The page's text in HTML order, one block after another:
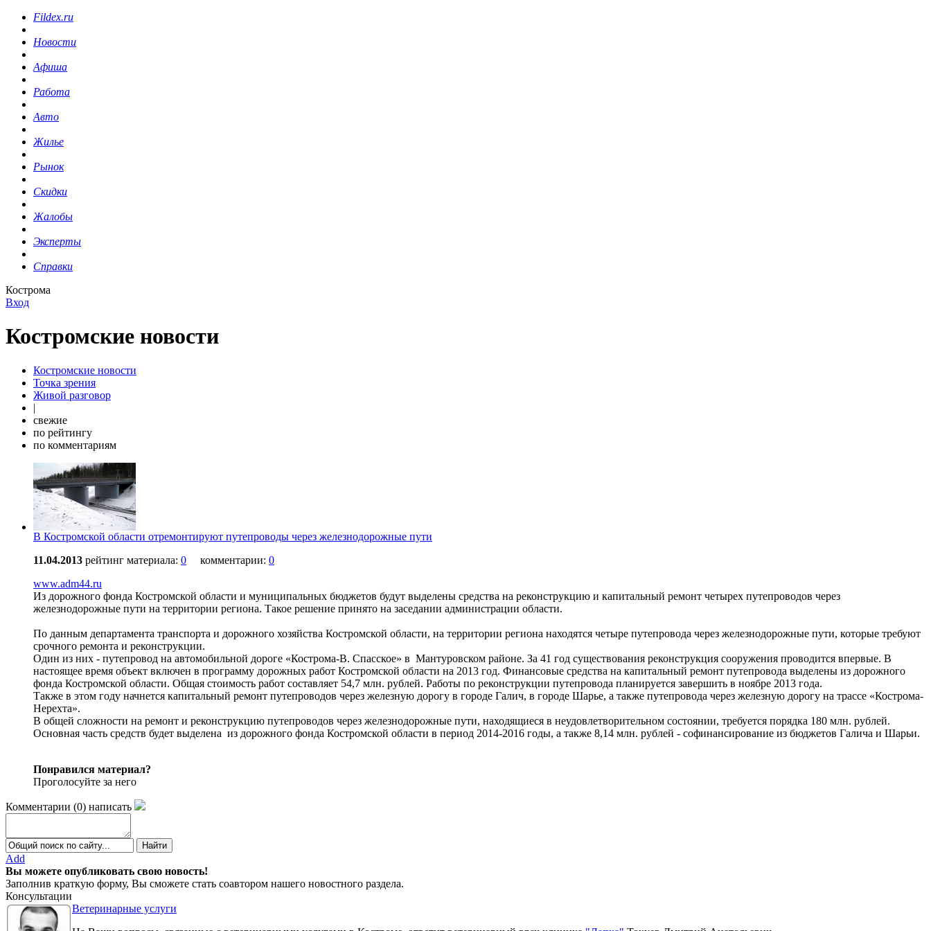
Fildex.ru
Новости
Афиша
Работа
Авто
Жилье
Рынок
Скидки
Жалобы
Эксперты
Справки
Кострома
Вход
Костромские новости
Костромские новости
Точка зрения
Живой разговор
|
свежие
по рейтингу
по комментариям
В Костромской области отремонтируют путепроводы через железнодорожные пути
11.04.2013 рейтинг материала: 0 комментарии: 0
www.adm44.ru
Из дорожного фонда Костромской области и муниципальных бюджетов будут выделены средства на реконструкцию и капитальный ремонт четырех путепроводов через
железнодорожные пути на территории региона. Такое решение принято на заседании администрации области.
По данным департамента транспорта и дорожного хозяйства Костромской области, на территории региона находятся четыре путепровода через железнодорожные пути, которые требуют
срочного ремонта и реконструкции.
Один из них - путепровод на автомобильной дороге «Кострома-В. Спасское» в Мантуровском районе. За 41 год существования реконструкция сооружения проводится впервые. В
настоящее время объект включен в программу дорожных работ Костромской области на 2013 год. Финансовые средства на капитальный ремонт путепровода выделены из дорожного
фонда Костромской области. Общая стоимость работ составляет 54,7 млн. рублей. Работы по реконструкции путепровода планируется завершить в ноябре 2013 года.
Также в этом году начнется капитальный ремонт путепроводов через железную дорогу в городе Галич, в городе Шарье, а также путепровода через железную дорогу на трассе «Кострома-
Нерехта».
В общей сложности на ремонт и реконструкцию путепроводов через железнодорожные пути, находящиеся в неудовлетворительном состоянии, требуется порядка 180 млн. рублей.
Основная часть средств будет выделена из дорожного фонда Костромской области в период 2014-2016 годы, а также 8,14 млн. рублей - софинансирование из бюджетов Галича и Шарьи.
Понравился материал?
Проголосуйте за него
Комментарии (0) написать
Add
Вы можете опубликовать свою новость!
Заполнив краткую форму, Вы сможете стать соавтором нашего новостного раздела.
Консультации
Ветеринарные услуги